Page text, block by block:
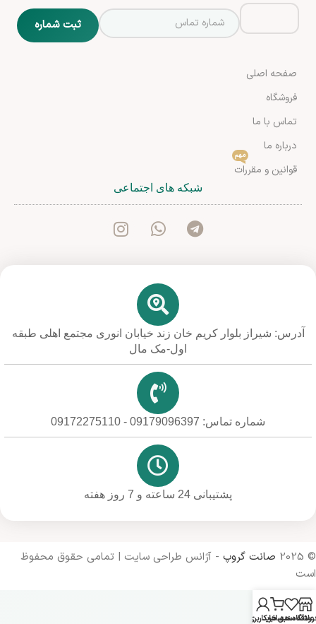
صفحه اصلی
فروشگاه
تماس با ما
درباره ما
قوانین و مقررات
مهم
شبکه های اجتماعی
آدرس: شیراز بلوار کریم خان زند خیابان انوری مجتمع اهلی طبقه
اول-مک مال
شماره تماس: 09179096397 - 09172275110
پشتیبانی 24 ساعته و 7 روز هفته
© 2025 صانت گروپ - آژانس طراحی سایت | تمامی حقوق محفوظ
است
علاقه مندی ها
سبد خرید
حساب کاربری من